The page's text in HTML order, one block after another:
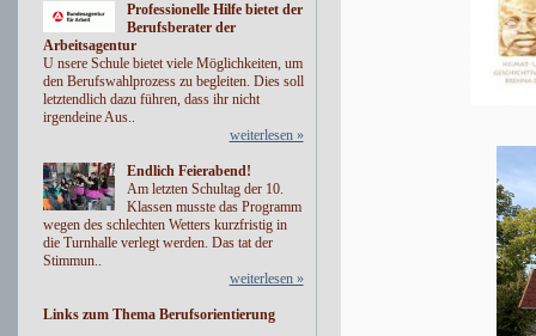
Professionelle Hilfe bietet der
Berufsberater der
Arbeitsagentur
U nsere Schule bietet viele Möglichkeiten, um
den Berufswahlprozess zu begleiten. Dies soll
letztendlich dazu führen, dass ihr nicht
irgendeine Aus..
weiterlesen »
Endlich Feierabend!
Am letzten Schultag der 10.
Klassen musste das Programm
wegen des schlechten Wetters kurzfristig in
die Turnhalle verlegt werden. Das tat der
Stimmun..
weiterlesen »
Links zum Thema Berufsorientierung